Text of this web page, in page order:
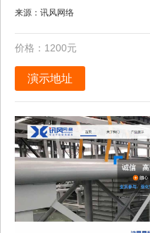
来源：讯风网络
价格：1200元
演示地址